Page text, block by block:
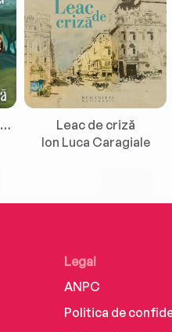
Ivan Turbincă și alte povești
Leac de criză
Ion Luca Caragiale
Legal
ANPC
Politica de